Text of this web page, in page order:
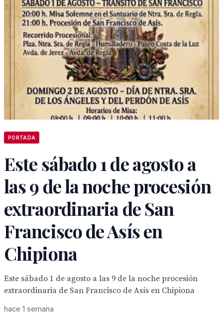
PORTADA
Este sábado 1 de agosto a
las 9 de la noche procesión
extraordinaria de San
Francisco de Asís en
Chipiona
Este sábado 1 de agosto a las 9 de la noche procesión
extraordinaria de San Francisco de Asís en Chipiona
hace 1 semana